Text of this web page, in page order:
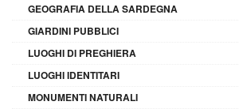
GEOGRAFIA DELLA SARDEGNA
GIARDINI PUBBLICI
LUOGHI DI PREGHIERA
LUOGHI IDENTITARI
MONUMENTI NATURALI